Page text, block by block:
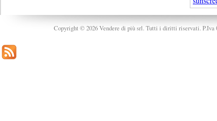
Copyright © 2026 Vendere di più srl. Tutti i diritti riservati. P.Iva